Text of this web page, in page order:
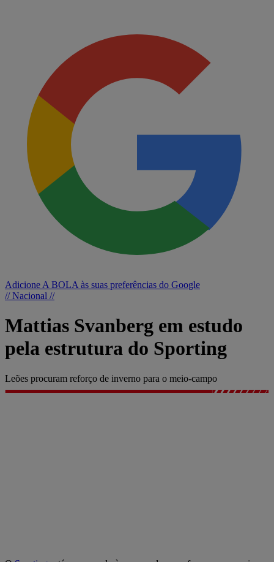
Adicione A BOLA às suas preferências do Google
// Nacional //
Mattias Svanberg em estudo
pela estrutura do Sporting
Leões procuram reforço de inverno para o meio-campo